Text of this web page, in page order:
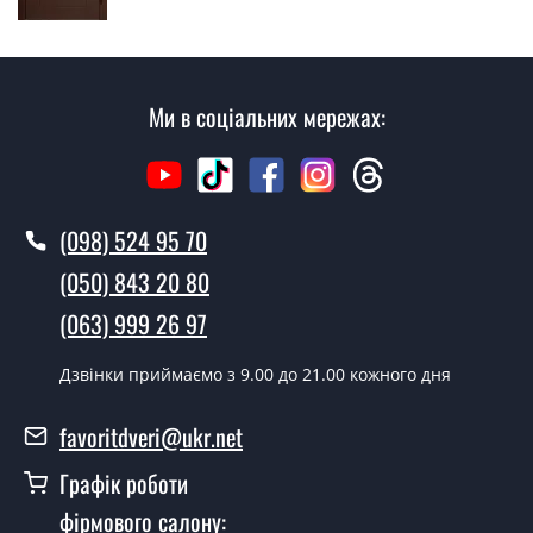
Скільки коштує установка дверей
Як швидко можете встановити двері
Родос?
наявності їх на складі, чи наступного дня.
Чи можна на сьогодні викликати
замірника?
Так, ми маємо великий асортимент готових вхідних
дверей.
Ми в соціальних мережах:
(098) 524 95 70
(050) 843 20 80
(063) 999 26 97
Дзвінки приймаємо з 9.00 до 21.00 кожного дня
favoritdveri@ukr.net
Графік роботи
фірмового салону: